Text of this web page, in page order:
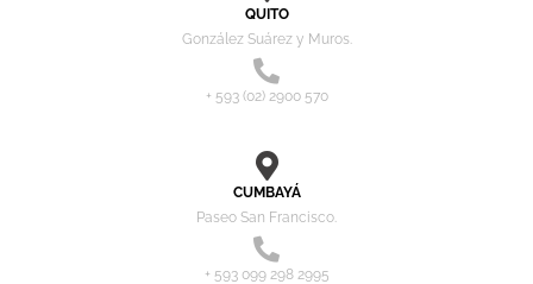
QUITO
González Suárez y Muros.
+ 593 (02) 2900 570
CUMBAYÁ
Paseo San Francisco.
+ 593 099 298 2995